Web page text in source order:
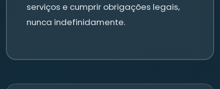
serviços e cumprir obrigações legais,
nunca indefinidamente.